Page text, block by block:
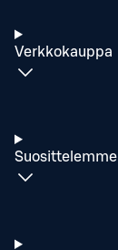
Verkkokauppa
Suosittelemme